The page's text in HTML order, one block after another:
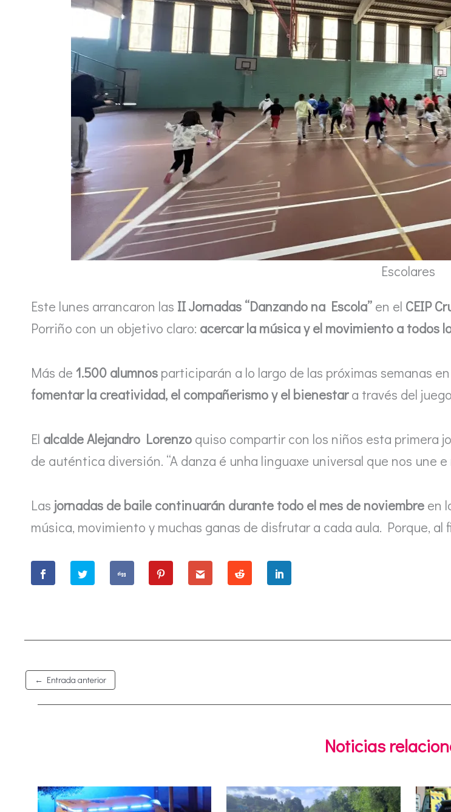
Escolares
Este lunes arrancaron las II Jornadas “Danzando na Escola” en el CEIP
Porriño con un objetivo claro: acercar la música y el movimiento a todos
Más de 1.500 alumnos participarán a lo largo de las próximas semanas
fomentar la creatividad, el compañerismo y el bienestara través del
El alcalde Alejandro Lorenzo quiso compartir con los niños esta primera
de auténtica diversión. “A danza é unha linguaxe universal que nos une
Las jornadas de baile continuarán durante todo el mes de noviembre en
música, movimiento y muchas ganas de disfrutar a cada aula. Porque, al
← Entrada anterior
Noticias